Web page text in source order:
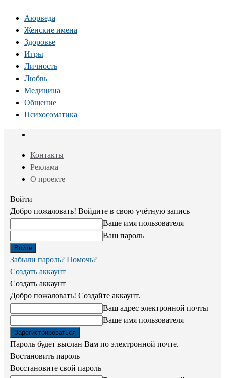
Аюрведа
Женские имена
Здоровье
Игры
Личность
Любвь
Медицина
Общение
Психосоматика
Контакты
Реклама
О проекте
Войти
Добро пожаловать! Войдите в свою учётную запись
Ваше имя пользователя
Ваш пароль
Забыли пароль? Помочь?
Создать аккаунт
Создать аккаунт
Добро пожаловать! Создайте аккаунт.
Ваш адрес электронной почты
Ваше имя пользователя
Пароль будет выслан Вам по электронной почте.
Востановить пароль
Восстановите свой пароль